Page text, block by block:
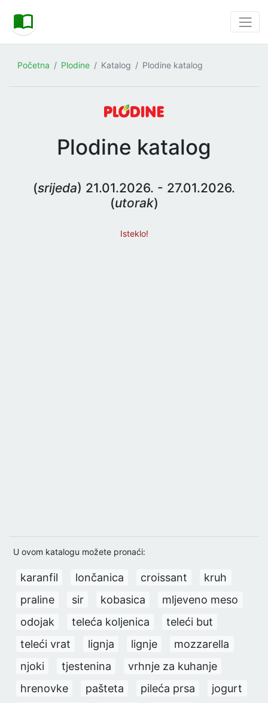
Početna Plodine Katalog Plodine katalog
Plodine katalog
(srijeda) 21.01.2026. - 27.01.2026.
(utorak)
Isteklo!
U ovom katalogu možete pronaći:
karanfil lončanica croissant
kruh
praline
sir kobasica
mljeveno meso
odojak
teleća koljenica
teleći but
teleći vrat
lignja lignje
mozzarella
njoki
tjestenina
vrhnje za kuhanje
hrenovke
pašteta pileća prsa
jogurt